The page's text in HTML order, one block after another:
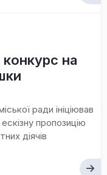
на
ради ініціював
пропозицію
діячів